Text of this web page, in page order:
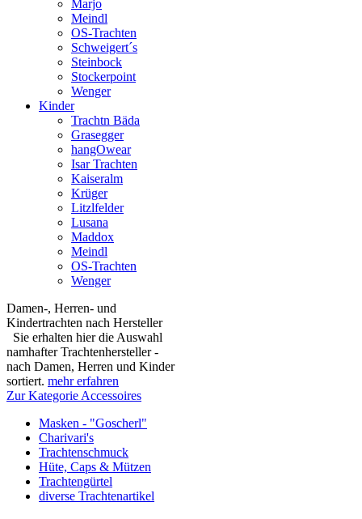
Marjo
Meindl
OS-Trachten
Schweigert´s
Steinbock
Stockerpoint
Wenger
Kinder
Trachtn Bäda
Grasegger
hangOwear
Isar Trachten
Kaiseralm
Krüger
Litzlfelder
Lusana
Maddox
Meindl
OS-Trachten
Wenger
Damen-, Herren- und
Kindertrachten nach Hersteller
Sie erhalten hier die Auswahl
namhafter Trachtenhersteller -
nach Damen, Herren und Kinder
sortiert. mehr erfahren
Zur Kategorie Accessoires
Masken - "Goscherl"
Charivari's
Trachtenschmuck
Hüte, Caps & Mützen
Trachtengürtel
diverse Trachtenartikel